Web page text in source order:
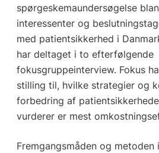
spørgeskemaundersøgelse
interessenter og
med patientsikkerhed i
har deltaget i to efterfølgende
fokusgruppeinterview. Fokus
stilling til, hvilke strategier og
forbedring af
vurderer er mest
Fremgangsmåden og metoden